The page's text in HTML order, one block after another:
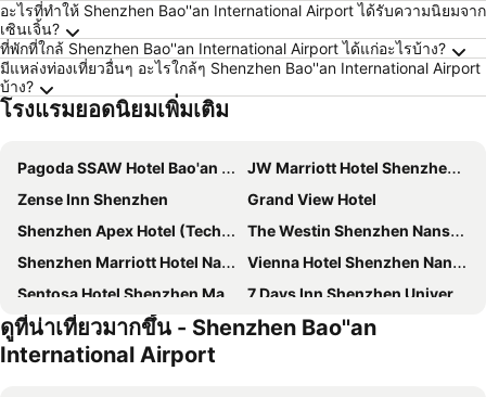
อะไรที่ทำให้ Shenzhen Bao''an International Airport ได้รับความนิยมจาก
เซินเจิ้น?
ที่พักที่ใกล้ Shenzhen Bao''an International Airport ได้แก่อะไรบ้าง?
มีแหล่งท่องเที่ยวอื่นๆ อะไรใกล้ๆ Shenzhen Bao''an International Airport
บ้าง?
โรงแรมยอดนิยมเพิ่มเติม
Pagoda SSAW Hotel Bao'an Shenzhen
JW Marriott Hotel Shenzhen Bao'an
Zense Inn Shenzhen
Grand View Hotel
Shenzhen Apex Hotel (Technology Park Branch)
The Westin Shenzhen Nanshan
Shenzhen Marriott Hotel Nanshan
Vienna Hotel Shenzhen Nanshan Yilida
Sentosa Hotel Shenzhen Majialong Branch
7 Days Inn Shenzhen University Xuefu Road Branch
Hyatt Regency Shenzhen Airport
Changfeng Hotel
ดูที่น่าเที่ยวมากขึ้น - Shenzhen Bao''an
International Airport